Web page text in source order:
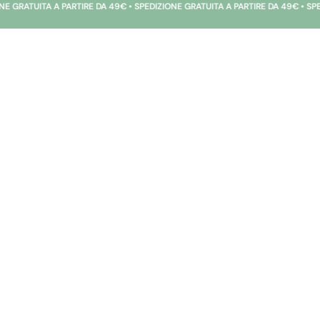
DA 49€ • SPEDIZIONE GRATUITA A PARTIRE DA 49€ • SPEDIZIONE